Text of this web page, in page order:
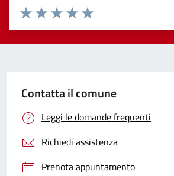
Valuta 5 stelle su 5
Valuta 4 stelle su 5
Valuta 3 stelle su 5
Valuta 2 stelle su 5
Valuta 1 stelle su 5
Contatta il comune
Leggi le domande frequenti
Richiedi assistenza
Prenota appuntamento